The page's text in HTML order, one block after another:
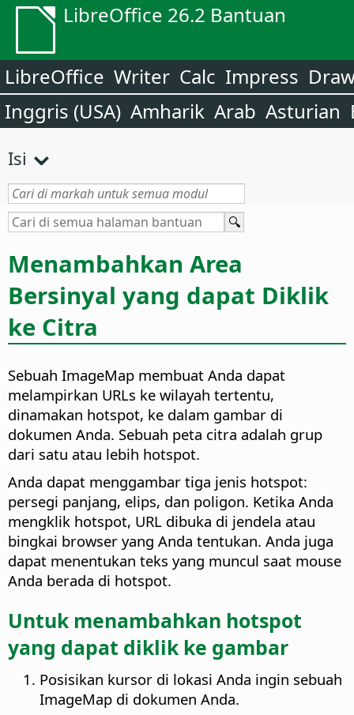
LibreOffice 26.2 Bantuan
LibreOffice Writer Calc Impress
Inggris (USA) Amharik Arab Asturian
Isi
Menambahkan Area
Bersinyal yang dapat Diklik
ke Citra
Sebuah ImageMap membuat Anda dapat
melampirkan URLs ke wilayah tertentu,
dinamakan hotspot, ke dalam gambar di
dokumen Anda. Sebuah peta citra adalah grup
dari satu atau lebih hotspot.
Anda dapat menggambar tiga jenis hotspot:
persegi panjang, elips, dan poligon. Ketika Anda
mengklik hotspot, URL dibuka di jendela atau
bingkai browser yang Anda tentukan. Anda juga
dapat menentukan teks yang muncul saat mouse
Anda berada di hotspot.
Untuk menambahkan hotspot
yang dapat diklik ke gambar
Posisikan kursor di lokasi Anda ingin sebuah
ImageMap di dokumen Anda.